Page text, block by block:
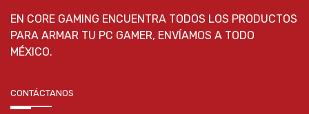
EN CORE GAMING ENCUENTRA TODOS LOS PRODUCTOS
PARA ARMAR TU PC GAMER, ENVÍAMOS A TODO
MÉXICO.
CONTÁCTANOS